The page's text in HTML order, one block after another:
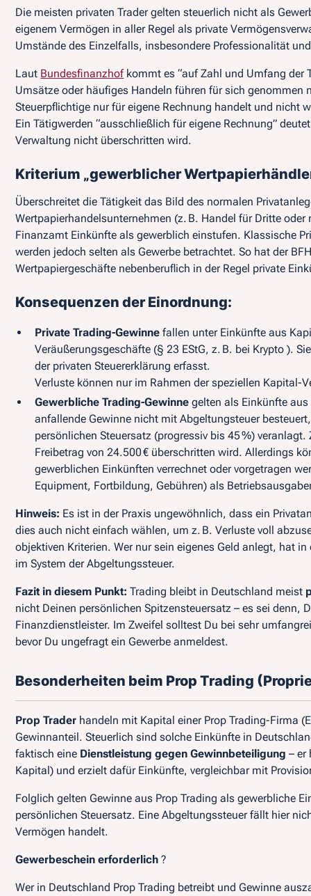
Die meisten privaten Trader gelten steuerlich nicht als
eigenem Vermögen in aller Regel als private
Umstände des Einzelfalls, insbesondere Professionalität
Laut Bundesfinanzhofkommt es“auf Zahl und Umfang der
Umsätze oder häufiges Handeln führen für sich genommen
Steuerpflichtige nur für eigene Rechnung handelt und
Ein Tätigwerden “ausschließlich für eigene Rechnung”
Verwaltung nicht überschritten wird.
Kriterium „gewerblicher
Überschreitet die Tätigkeit das Bild des normalen
Wertpapierhandelsunternehmen (z. B. Handel für Dritte
Finanzamt Einkünfte als gewerblich einstufen. Klassische
werden jedochselten als Gewerbe betrachtet. So hat der
Wertpapiergeschäfte nebenberuflich in der Regel private
Konsequenzen der Einordnung:
Private Trading-Gewinne fallen unter Einkünfte aus
Veräußerungsgeschäfte (§ 23 EStG, z. B. bei Krypto ).
der privaten Steuererklärung erfasst.
Verluste können nur im Rahmen der speziellen Kapital-
Gewerbliche Trading-Gewinne gelten als Einkünfte
anfallende Gewinne nicht mit Abgeltungsteuer
persönlichen Steuersatz (progressiv bis 45 %)
Freibetrag von 24.500 € überschritten wird. Allerdings
gewerblichen Einkünften verrechnet oder vorgetragen
Equipment, Fortbildung, Gebühren) als
Hinweis: Es ist in der Praxis ungewöhnlich, dass ein
dies auch nicht einfach wählen, um z. B. Verluste voll
objektiven Kriterien. Wer nur sein eigenes Geld anlegt, hat
im System der Abgeltungssteuer.
Fazit in diesem Punkt: Trading bleibt in Deutschland meist
nicht Deinen persönlichen Spitzensteuersatz – es sei denn,
Finanzdienstleister. Im Zweifel solltest Du bei sehr
bevor Du ungefragt ein Gewerbe anmeldest.
Besonderheiten beim Prop Trading
Prop Trader handeln mit Kapital einer Prop Trading-Firma
Gewinnanteil. Steuerlich sind solche Einkünfte in
faktisch eine Dienstleistung gegen Gewinnbeteiligung – er
Kapital) und erzielt dafür Einkünfte, vergleichbar mit
Folglich gelten Gewinne aus Prop Trading als gewerbliche
persönlichen Steuersatz. Eine Abgeltungssteuer fällt hier
Vermögen handelt.
Gewerbeschein erforderlich?
Wer in Deutschland Prop Trading betreibt und Gewinne